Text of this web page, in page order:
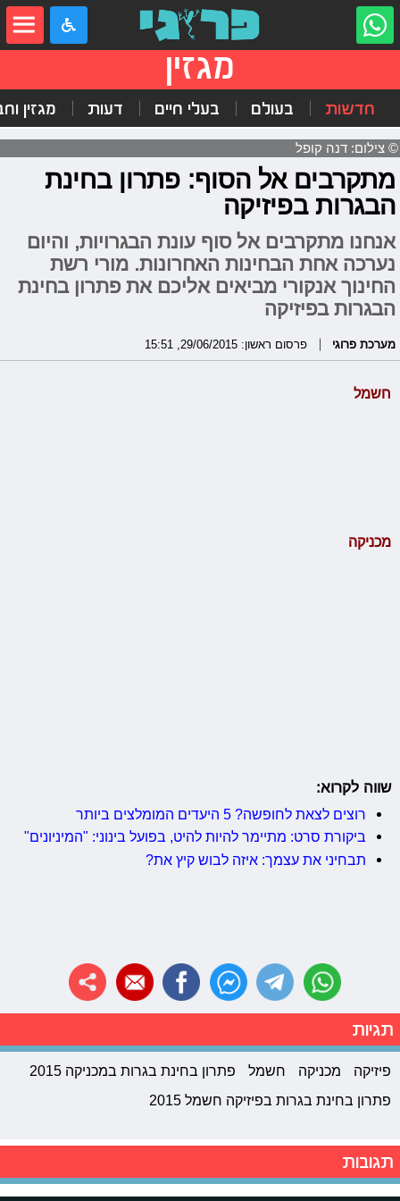
מגזין
חדשות בעולם בעלי חיים דעות מגזין
© צילום: דנה קופל
מתקרבים אל הסוף: פתרון בחינת
הבגרות בפיזיקה
אנחנו מתקרבים אל סוף עונת הבגרויות, והיום
נערכה אחת הבחינות האחרונות. מורי רשת
החינוך אנקורי מביאים אליכם את פתרון בחינת
הבגרות בפיזיקה
מערכת פרוגי פרסום ראשון: 29/06/2015, 15:51
חשמל
מכניקה
שווה לקרוא:
רוצים לצאת לחופשה? 5 היעדים המומלצים ביותר
ביקורת סרט: מתיימר להיות להיט, בפועל בינוני: "המיניונים"
תבחיני את עצמך: איזה לבוש קיץ את?
תגיות
פיזיקה מכניקה חשמל
פתרון בחינת בגרות במכניקה 2015
פתרון בחינת בגרות בפיזיקה חשמל 2015
תגובות